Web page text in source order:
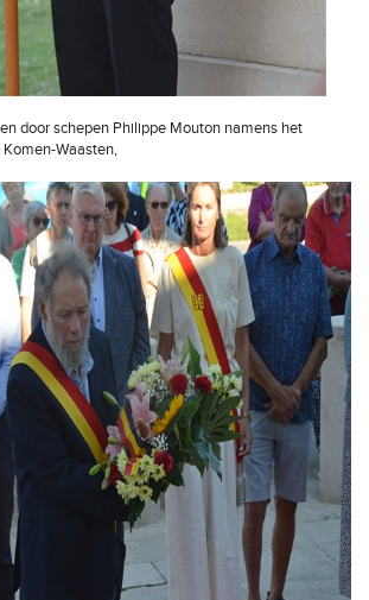
door schepen Philippe Mouton namens het
Waasten,